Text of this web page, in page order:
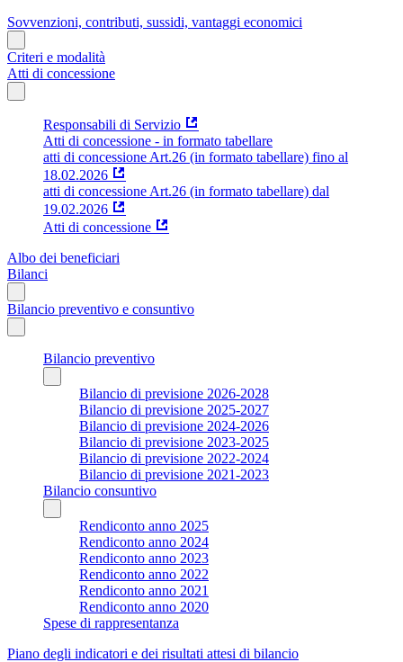
Sovvenzioni, contributi, sussidi, vantaggi economici
Criteri e modalità
Atti di concessione
Responsabili di Servizio
Atti di concessione - in formato tabellare
atti di concessione Art.26 (in formato tabellare) fino al
18.02.2026
atti di concessione Art.26 (in formato tabellare) dal
19.02.2026
Atti di concessione
Albo dei beneficiari
Bilanci
Bilancio preventivo e consuntivo
Bilancio preventivo
Bilancio di previsione 2026-2028
Bilancio di previsione 2025-2027
Bilancio di previsione 2024-2026
Bilancio di previsione 2023-2025
Bilancio di previsione 2022-2024
Bilancio di previsione 2021-2023
Bilancio consuntivo
Rendiconto anno 2025
Rendiconto anno 2024
Rendiconto anno 2023
Rendiconto anno 2022
Rendiconto anno 2021
Rendiconto anno 2020
Spese di rappresentanza
Piano degli indicatori e dei risultati attesi di bilancio